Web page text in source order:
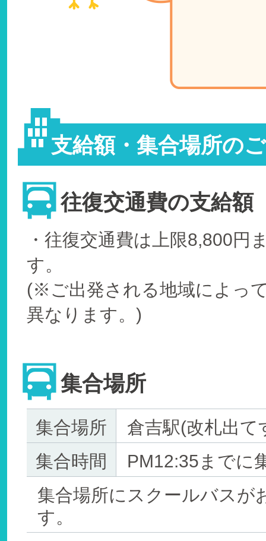
支給額・集合場所の
往復交通費の支給額
・往復交通費は上限8,800円
す。
(※ご出発される地域によっ
異なります。)
集合場所
集合場所
倉吉駅(改札出て
集合時間
PM12:35までに
集合場所にスクールバスが
す。